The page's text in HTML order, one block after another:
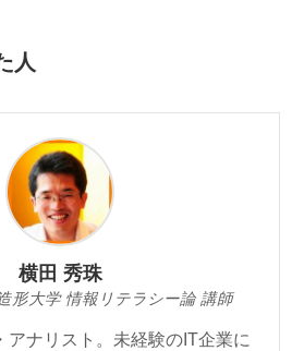
人
横田 秀珠
形大学 情報リテラシー論 講師
アナリスト。未経験のIT企業に